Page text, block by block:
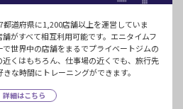
道府県に1,200店舗以上を運営していま
がすべて相互利用可能です。エニタイムフ
世界中の店舗をまるでプライベートジムの
くはもちろん、仕事場の近くでも、旅行先
な時間にトレーニングができます。
詳細はこちら